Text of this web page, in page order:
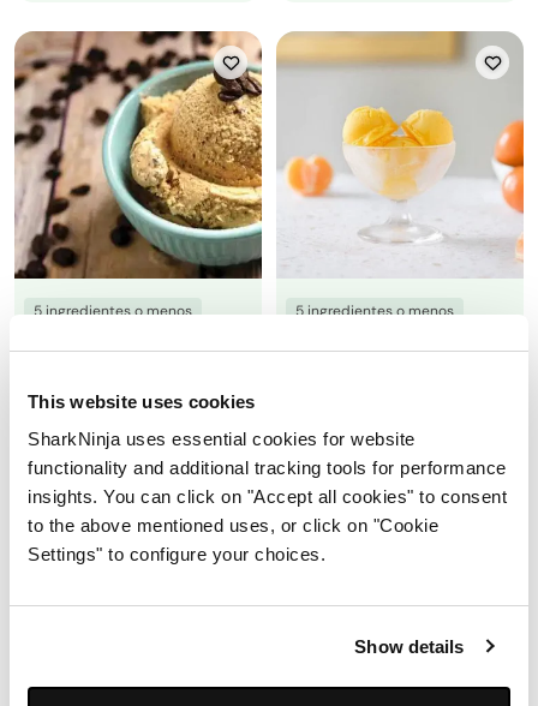
This website uses cookies
SharkNinja uses essential cookies for website
functionality and additional tracking tools for performance
insights. You can click on "Accept all cookies" to consent
to the above mentioned uses, or click on "Cookie
Settings" to configure your choices.
Show details
5 ingredientes o menos
0.0 (0)
By Ninja Test Kitchen
24h 5mFácil
Ver receta
5 ingredientes o menos
By Ninja Test Kitchen
24h 1mFácil
Ver receta